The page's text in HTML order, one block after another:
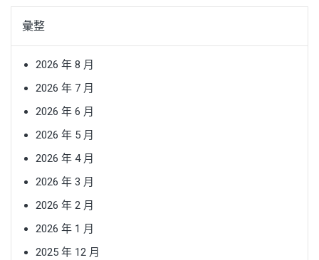
彙整
2026 年 8 月
2026 年 7 月
2026 年 6 月
2026 年 5 月
2026 年 4 月
2026 年 3 月
2026 年 2 月
2026 年 1 月
2025 年 12 月